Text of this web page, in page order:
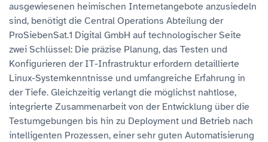
ausgewiesenen heimischen Internetangebote anzusiedeln
sind, benötigt die Central Operations Abteilung der
ProSiebenSat.1 Digital GmbH auf technologischer Seite
zwei Schlüssel: Die präzise Planung, das Testen und
Konfigurieren der IT-Infrastruktur erfordern detaillierte
Linux-Systemkenntnisse und umfangreiche Erfahrung in
der Tiefe. Gleichzeitig verlangt die möglichst nahtlose,
integrierte Zusammenarbeit von der Entwicklung über die
Testumgebungen bis hin zu Deployment und Betrieb nach
intelligenten Prozessen, einer sehr guten Automatisierung